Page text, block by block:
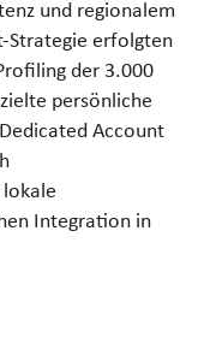
und regionalem
Strategie erfolgten
der 3.000
persönliche
Account
Integration in